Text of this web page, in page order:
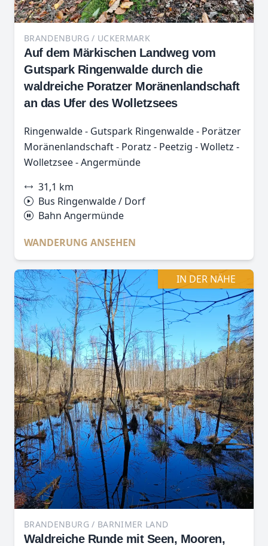
BRANDENBURG / UCKERMARK
Auf dem Märkischen Landweg vom
Gutspark Ringenwalde durch die
waldreiche Poratzer Moränenlandschaft
an das Ufer des Wolletzsees
Ringenwalde - Gutspark Ringenwalde - Porätzer
Moränenlandschaft - Poratz - Peetzig - Wolletz -
Wolletzsee - Angermünde
31,1 km
Bus Ringenwalde / Dorf
Bahn Angermünde
WANDERUNG ANSEHEN
IN DER NÄHE
BRANDENBURG / BARNIMER LAND
Waldreiche Runde mit Seen, Mooren,